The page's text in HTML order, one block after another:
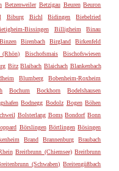
Betzenweiler Betzigau Beuren Beuron
Biburg Bichl Bidingen
Biebelried
Bissingen Billigheim
Binau
Binzen Birenbach Birgland
Birkenfeld
(Rhön) Bischofsmais
Bischofswiesen
Bitz Blaibach Blaichach Blankenbach
Blumberg
Bobenheim-Roxheim
Bochum Bockhorn
Bodelshausen
Bodnegg Bodolz Bogen Böhen
Bolsterlang Boms Bondorf Bonn
Börslingen Börtlingen Bösingen
Brand Brannenburg
Braubach
Breitbrunn (Chiemsee) Breitbrunn
(Schwaben) Breitengüßbach